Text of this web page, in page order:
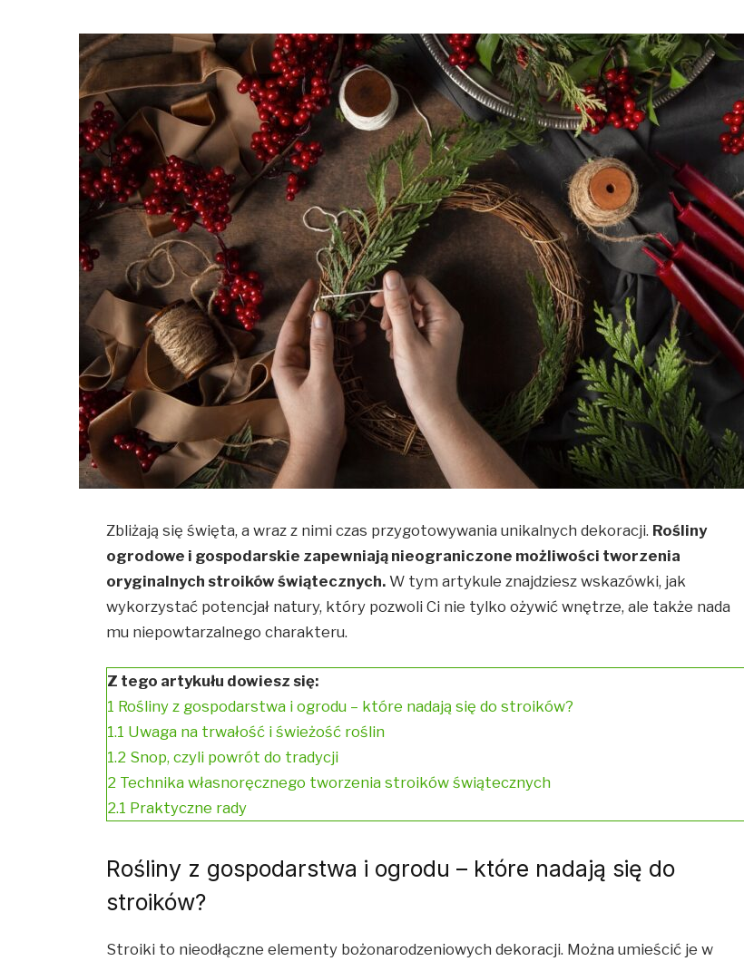
Zbliżają się święta, a wraz z nimi czas przygotowywania unikalnych dekoracji. Rośliny
ogrodowe i gospodarskie zapewniają nieograniczone możliwości tworzenia
oryginalnych stroików świątecznych. W tym artykule znajdziesz wskazówki, jak
wykorzystać potencjał natury, który pozwoli Ci nie tylko ożywić wnętrze, ale także nada
mu niepowtarzalnego charakteru.
Z tego artykułu dowiesz się:
1 Rośliny z gospodarstwa i ogrodu – które nadają się do stroików?
1.1 Uwaga na trwałość i świeżość roślin
1.2 Snop, czyli powrót do tradycji
2 Technika własnoręcznego tworzenia stroików świątecznych
2.1 Praktyczne rady
Rośliny z gospodarstwa i ogrodu – które nadają się do
stroików?
Stroiki to nieodłączne elementy bożonarodzeniowych dekoracji. Można umieścić je w